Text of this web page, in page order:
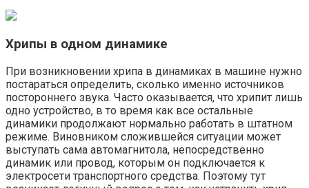
Хрипы в одном динамике
При возникновении хрипа в динамиках в машине нужно
постараться определить, сколько именно источников
постороннего звука. Часто оказывается, что хрипит лишь
одно устройство, в то время как все остальные
динамики продолжают нормально работать в штатном
режиме. Виновником сложившейся ситуации может
выступать сама автомагнитола, непосредственно
динамик или провод, которым он подключается к
электросети транспортного средства. Поэтому тут